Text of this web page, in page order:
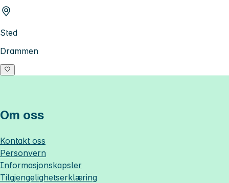
Sted
Drammen
Om oss
Kontakt oss
Personvern
Informasjonskapsler
Tilgjengelighetserklæring